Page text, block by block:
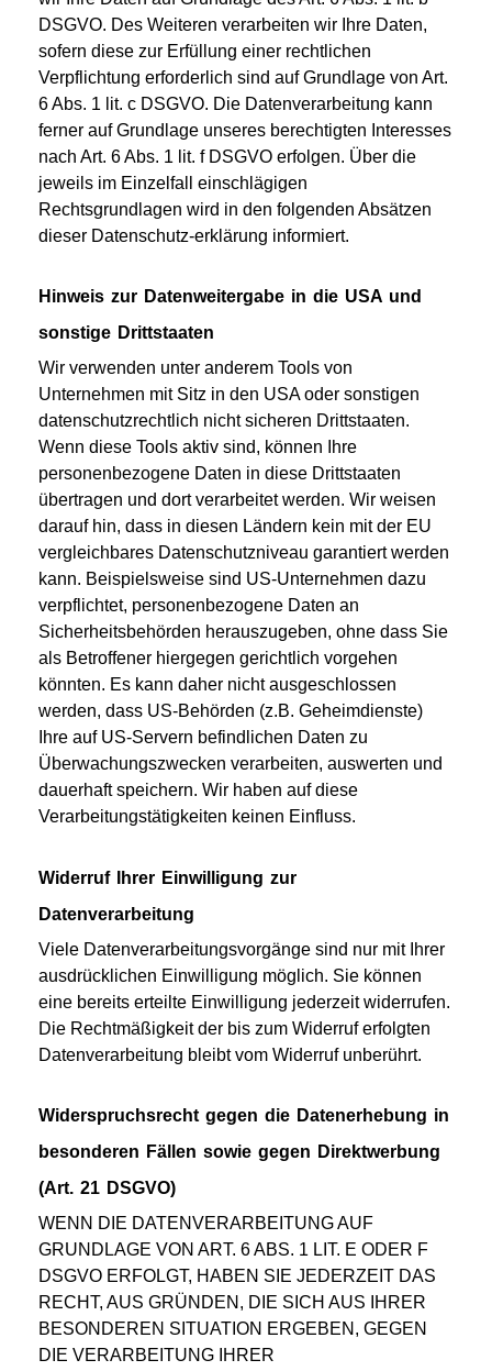
DSGVO. Des Weiteren verarbeiten wir Ihre Daten,
sofern diese zur Erfüllung einer rechtlichen
Verpflichtung erforderlich sind auf Grundlage von Art.
6 Abs. 1 lit. c DSGVO. Die Datenverarbeitung kann
ferner auf Grundlage unseres berechtigten Interesses
nach Art. 6 Abs. 1 lit. f DSGVO erfolgen. Über die
jeweils im Einzelfall einschlägigen
Rechtsgrundlagen wird in den folgenden Absätzen
dieser Datenschutz-erklärung informiert.
Hinweis zur Datenweitergabe in die USA und
sonstige Drittstaaten
Wir verwenden unter anderem Tools von
Unternehmen mit Sitz in den USA oder sonstigen
datenschutzrechtlich nicht sicheren Drittstaaten.
Wenn diese Tools aktiv sind, können Ihre
personenbezogene Daten in diese Drittstaaten
übertragen und dort verarbeitet werden. Wir weisen
darauf hin, dass in diesen Ländern kein mit der EU
vergleichbares Datenschutzniveau garantiert werden
kann. Beispielsweise sind US-Unternehmen dazu
verpflichtet, personenbezogene Daten an
Sicherheitsbehörden herauszugeben, ohne dass Sie
als Betroffener hiergegen gerichtlich vorgehen
könnten. Es kann daher nicht ausgeschlossen
werden, dass US-Behörden (z.B. Geheimdienste)
Ihre auf US-Servern befindlichen Daten zu
Überwachungszwecken verarbeiten, auswerten und
dauerhaft speichern. Wir haben auf diese
Verarbeitungstätigkeiten keinen Einfluss.
Widerruf Ihrer Einwilligung zur
Datenverarbeitung
Viele Datenverarbeitungsvorgänge sind nur mit Ihrer
ausdrücklichen Einwilligung möglich. Sie können
eine bereits erteilte Einwilligung jederzeit widerrufen.
Die Rechtmäßigkeit der bis zum Widerruf erfolgten
Datenverarbeitung bleibt vom Widerruf unberührt.
Widerspruchsrecht gegen die Datenerhebung in
besonderen Fällen sowie gegen Direktwerbung
(Art. 21 DSGVO)
WENN DIE DATENVERARBEITUNG AUF
GRUNDLAGE VON ART. 6 ABS. 1 LIT. E ODER F
DSGVO ERFOLGT, HABEN SIE JEDERZEIT DAS
RECHT, AUS GRÜNDEN, DIE SICH AUS IHRER
BESONDEREN SITUATION ERGEBEN, GEGEN
DIE VERARBEITUNG IHRER